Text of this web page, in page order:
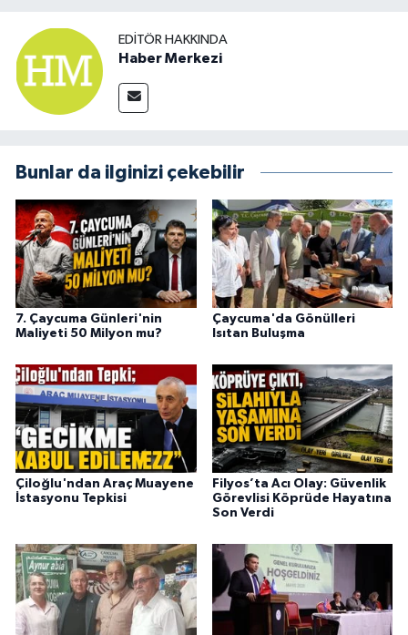
EDITÖR HAKKINDA
Haber Merkezi
Bunlar da ilginizi çekebilir
7. Çaycuma Günleri'nin
Maliyeti 50 Milyon mu?
Çaycuma'da Gönülleri
Isıtan Buluşma
Çiloğlu'ndan Araç Muayene
İstasyonu Tepkisi
Filyos’ta Acı Olay: Güvenlik
Görevlisi Köprüde Hayatına
Son Verdi